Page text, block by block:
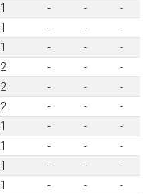
- -
-
- -
-
- -
-
- -
-
- -
-
- -
-
- -
-
- -
-
- -
-
- -
-